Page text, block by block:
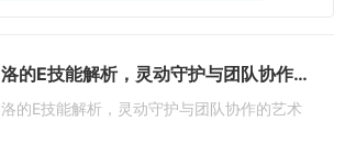
洛的E技能解析，灵动守护与团队协作的艺术
洛的E技能解析，灵动守护与团队协作的艺术